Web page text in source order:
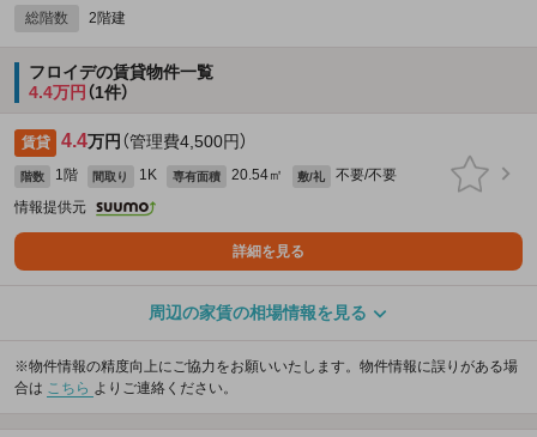
総階数 2階建
フロイデの賃貸物件一覧
4.4万円 （1件）
賃貸 4.4万円 （管理費4,500円）
階数 1階 間取り 1K 専有面積 20.54㎡ 敷/礼
不要/不要
情報提供元
詳細を見る
周辺の家賃の相場情報を見る
※物件情報の精度向上にご協力をお願いいたします。物件情報に誤りがある場
合は こちら よりご連絡ください。